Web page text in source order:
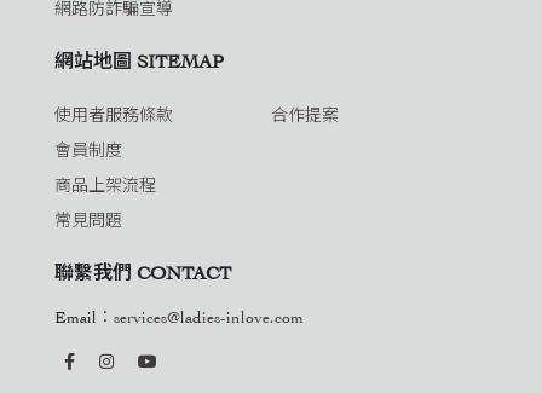
網路防詐騙宣導
網站地圖 SITEMAP
使用者服務條款
會員制度
商品上架流程
常見問題
合作提案
聯繫我們 CONTACT
Email： services@ladies-inlove.com